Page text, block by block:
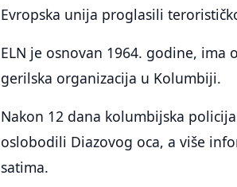
Evropska unija proglasili
ELN je osnovan 1964. godine, ima
gerilska organizacija u Kolumbiji.
Nakon 12 dana kolumbijska
oslobodili Diazovog oca, a više
satima.